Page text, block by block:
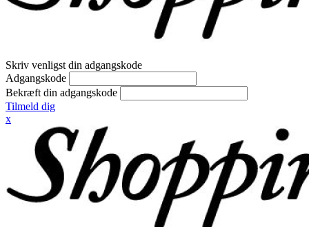
Skriv venligst din adgangskode
Adgangskode
Bekræft din adgangskode
Tilmeld dig
x